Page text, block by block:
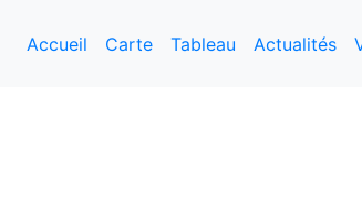
Accueil Carte Tableau Actualités